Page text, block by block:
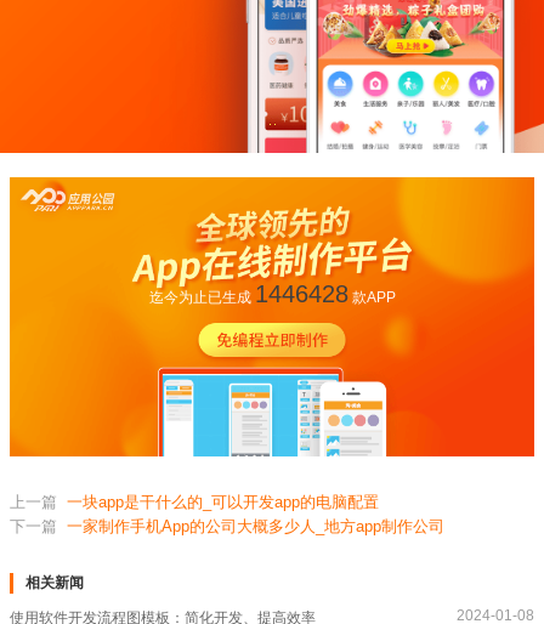
迄今为止已生成 1446428款APP
上一篇 一块app是干什么的_可以开发app的电脑配置
下一篇 一家制作手机App的公司大概多少人_地方app制作公司
相关新闻
使用软件开发流程图模板：简化开发、提高效率 2024-01-08